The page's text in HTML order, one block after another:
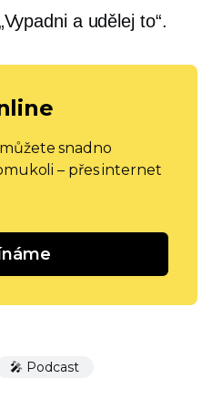
a udělej to“.
snadno
– přes internet
🎤 Podcast